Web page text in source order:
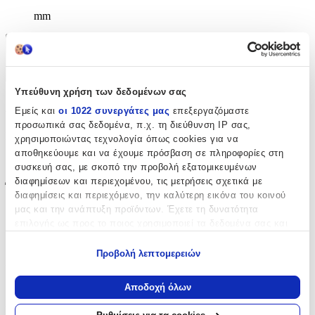
Υπεύθυνη χρήση των δεδομένων σας
Εμείς και οι 1022 συνεργάτες μας επεξεργαζόμαστε
προσωπικά σας δεδομένα, π.χ. τη διεύθυνση IP σας,
χρησιμοποιώντας τεχνολογία όπως cookies για να
αποθηκεύουμε και να έχουμε πρόσβαση σε πληροφορίες στη
συσκευή σας, με σκοπό την προβολή εξατομικευμένων
διαφημίσεων και περιεχομένου, τις μετρήσεις σχετικά με
διαφημίσεις και περιεχόμενο, την καλύτερη εικόνα του κοινού
μας και την ανάπτυξη προϊόντων. Έχετε τη δυνατότητα
Να συλλέξουμε πληροφορίες σχετικά με τη γεωγραφική
σας τοποθεσία, οι οποίες μπορεί να είναι ακριβείς σε
απόσταση μερικών μέτρων
Προβολή λεπτομερειών
Αποδοχή όλων
mm
Χαρακτηριστικά
Χαρακτηριστικά
Κατασκευαστής:
Baby Cloud
Έξτρα Χαρακτηριστικά
με το Μέτρο:
Χαλάκι Δραστηριοτήτων
Ισοθερμικό